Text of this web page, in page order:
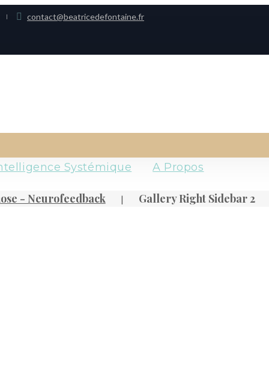
contact@beatricedefontaine.fr
Systémique A Propos
- Neurofeedback | Gallery Right Sidebar 2